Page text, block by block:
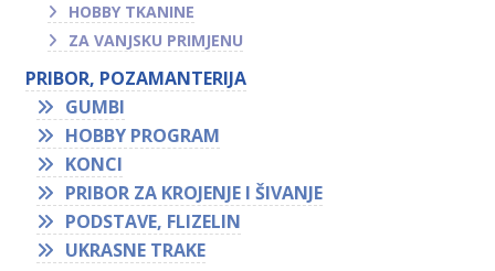
HOBBY TKANINE
ZA VANJSKU PRIMJENU
PRIBOR, POZAMANTERIJA
GUMBI
HOBBY PROGRAM
KONCI
PRIBOR ZA KROJENJE I ŠIVANJE
PODSTAVE, FLIZELIN
UKRASNE TRAKE